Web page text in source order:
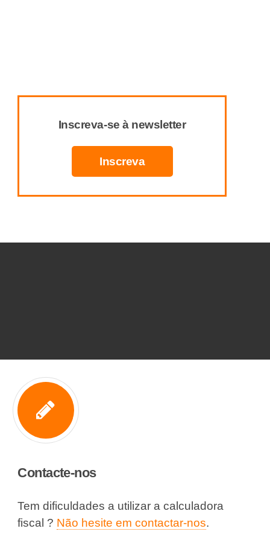
Inscreva-se à newsletter
Inscreva
Contacte-nos
Tem dificuldades a utilizar a calculadora
fiscal ? Não hesite em contactar-nos.